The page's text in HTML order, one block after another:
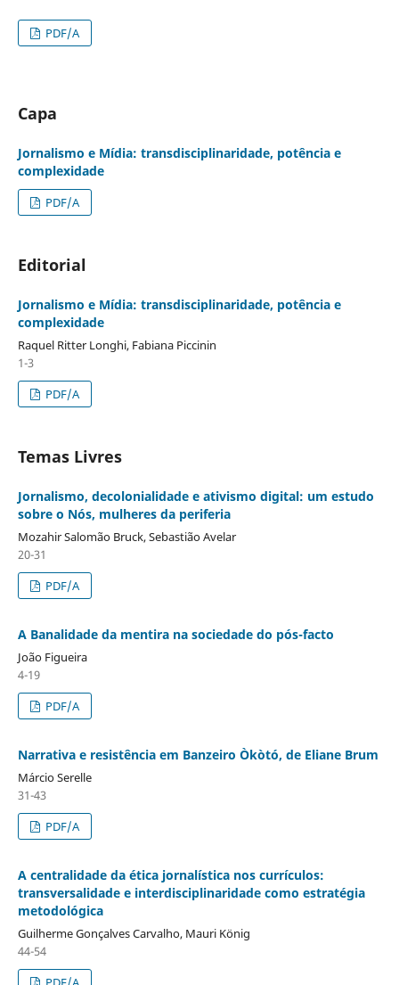
PDF/A
Capa
Jornalismo e Mídia: transdisciplinaridade, potência e
complexidade
PDF/A
Editorial
Jornalismo e Mídia: transdisciplinaridade, potência e
complexidade
Raquel Ritter Longhi, Fabiana Piccinin
1-3
PDF/A
Temas Livres
Jornalismo, decolonialidade e ativismo digital: um estudo
sobre o Nós, mulheres da periferia
Mozahir Salomão Bruck, Sebastião Avelar
20-31
PDF/A
A Banalidade da mentira na sociedade do pós-facto
João Figueira
4-19
PDF/A
Narrativa e resistência em Banzeiro Òkòtó, de Eliane Brum
Márcio Serelle
31-43
PDF/A
A centralidade da ética jornalística nos currículos:
transversalidade e interdisciplinaridade como estratégia
metodológica
Guilherme Gonçalves Carvalho, Mauri König
44-54